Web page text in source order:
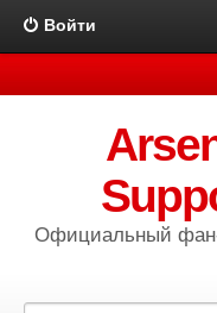
Войти
Официальный фан-